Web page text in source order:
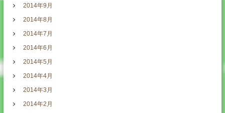
2014年9月
2014年8月
2014年7月
2014年6月
2014年5月
2014年4月
2014年3月
2014年2月